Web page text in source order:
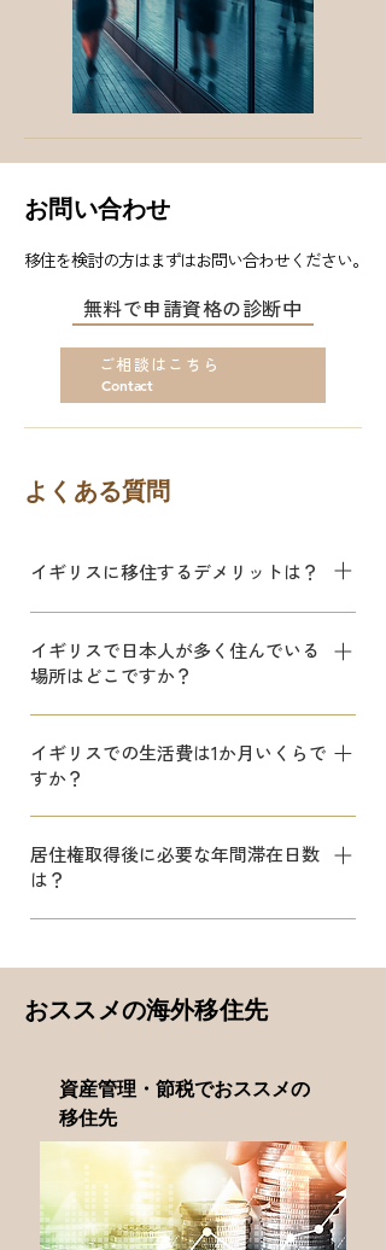
お問い合わせ
移住を検討の方はまずはお問い合わせください。
無料で申請資格の診断中
ご相談はこちら
Contact
よくある質問
イギリスに移住するデメリットは？
に高額です。ロンドンの平均的な生活費
は月約£2,500（約40万円）、家賃だけ
でも月15万円以上になることも多く、物
価も年々上昇しています。 また、天候
（雨と日照時間の少なさ）の悪さもあり
イギリスで日本人が多く住んでいる
場所はどこですか？
リア がロンドン最大の日本人コミュニ
ティと言われています。
イギリスでの生活費は1か月いくらで
すか？
£2,700、約54万円）が生活費の目安と
されています。単身者の場合、家賃込み
で月£1,500〜£1,900（約30〜38万円）
居住権取得後に必要な年間滞在日数
は？
おススメの海外移住先
資産管理・節税でおススメの
移住先